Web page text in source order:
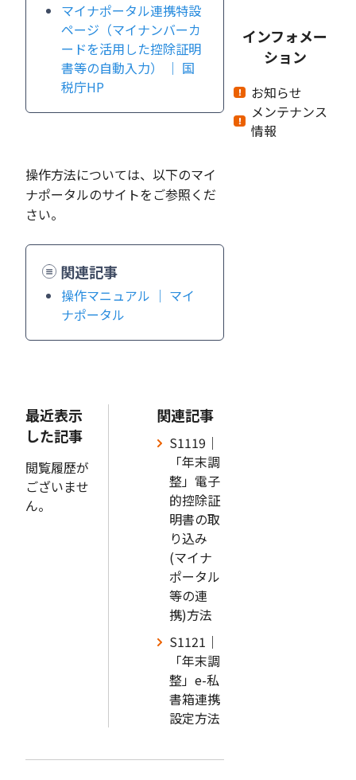
マイナポータル連携特設
ページ（マイナンバーカ
ードを活用した控除証明
書等の自動入力） ｜ 国
税庁HP
操作方法については、以下のマイ
ナポータルのサイトをご参照くだ
さい。
関連記事
操作マニュアル ｜ マイ
ナポータル
最近表示
した記事
閲覧履歴が
ございませ
ん。
関連記事
S1119｜
「年末調
整」電子
的控除証
明書の取
り込み
(マイナ
ポータル
等の連
携)方法
S1121｜
「年末調
整」e-私
書箱連携
設定方法
インフォメー
ション
お知らせ
メンテナンス
情報